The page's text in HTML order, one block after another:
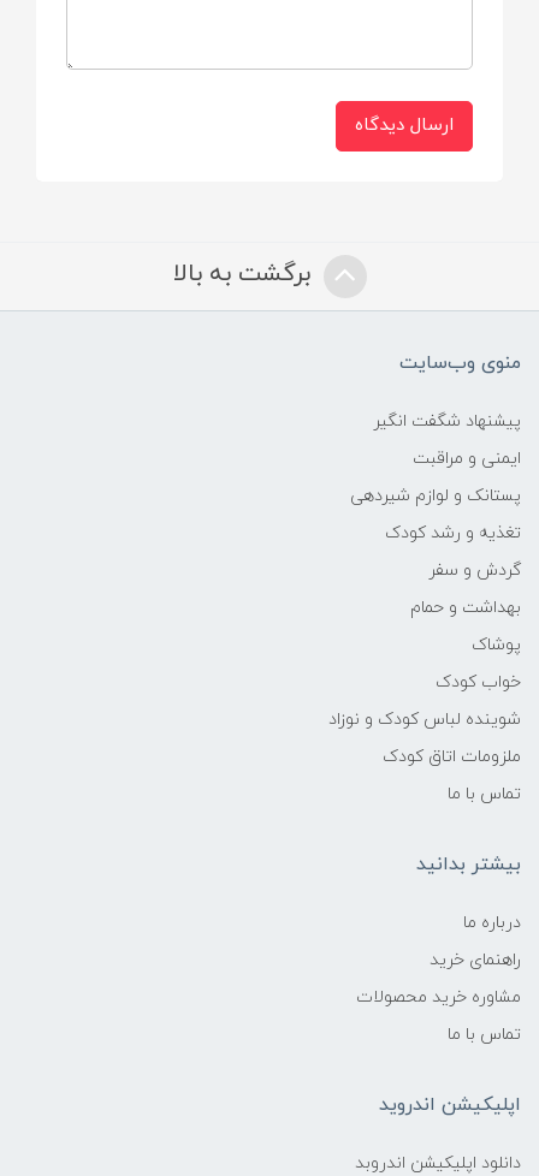
شستشوی آسان و قابل استریل کردن
ارسال دیدگاه
برگشت به بالا
منوی وب‌سایت
پیشنهاد شگفت انگیر
ایمنی و مراقبت
پستانک و لوازم شیردهی
تغذیه و رشد کودک
گردش و سفر
بهداشت و حمام
پوشاک
خواب کودک
شوینده لباس کودک و نوزاد
ملزومات اتاق کودک
تماس با ما
بیشتر بدانید
درباره ما
راهنمای خرید
مشاوره خرید محصولات
تماس با ما
اپلیکیشن اندروید
دانلود اپلیکیشن اندروبد